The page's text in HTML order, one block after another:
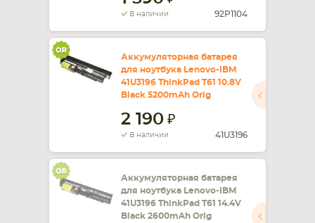
В наличии 92P1104
Аккумуляторная батарея
для ноутбука Lenovo-IBM
41U3196 ThinkPad T61 10.8V
Black 5200mAh Orig
2 190
В наличии 41U3196
Аккумуляторная батарея
для ноутбука Lenovo-IBM
41U3196 ThinkPad T61 14.4V
Black 2600mAh Orig